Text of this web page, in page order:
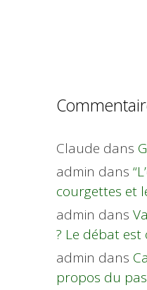
Claude dans
admin dans
courgettes et
admin dans
? Le débat est
admin dans
propos du